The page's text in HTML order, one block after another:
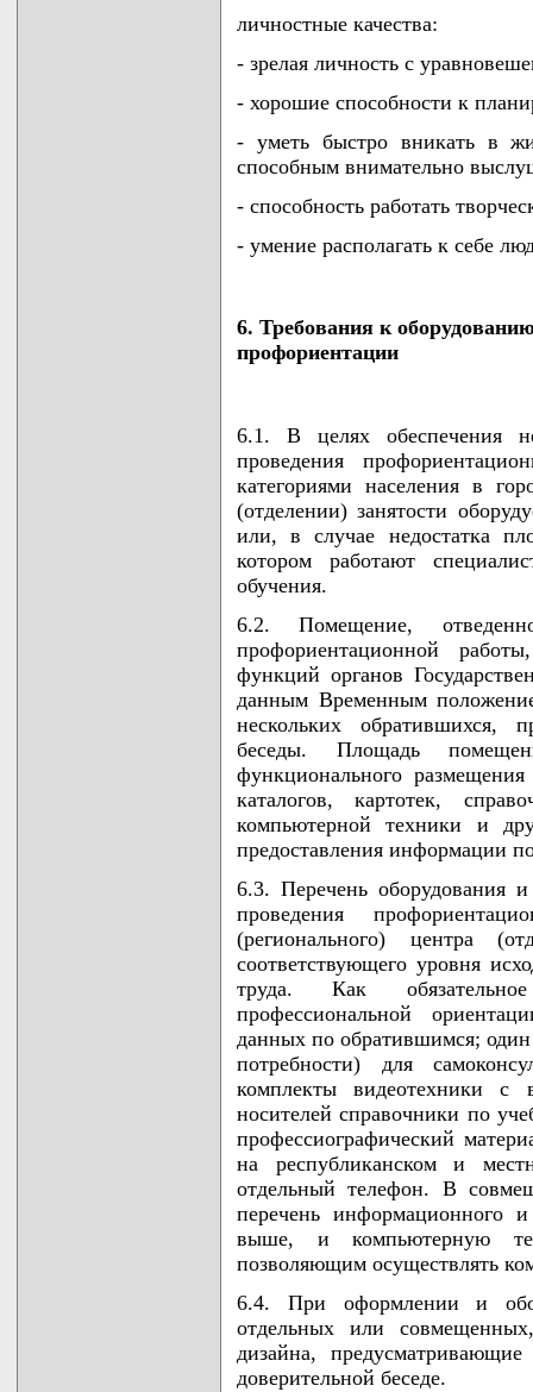
личностные качества:
- зрелая личность с
- хорошие способности к
- уметь быстро вникать в
способным внимательно
- способность работать
- умение располагать к себе
6. Требования к
профориентации
6.1. В целях обеспечения
проведения
категориями населения в
(отделении) занятости
или, в случае недостатка
котором работают
обучения.
6.2. Помещение,
профориентационной
функций органов
данным Временным
нескольких обратившихся,
беседы. Площадь
функционального
каталогов, картотек,
компьютерной техники и
предоставления информации
6.3. Перечень оборудования
проведения
(регионального) центра
соответствующего уровня
труда. Как
профессиональной
данных по обратившимся;
потребности) для
комплекты видеотехники с
носителей справочники по
профессиографический
на республиканском и
отдельный телефон. В
перечень информационного и
выше, и компьютерную
позволяющим осуществлять
6.4. При оформлении и
отдельных или
дизайна,
доверительной беседе.